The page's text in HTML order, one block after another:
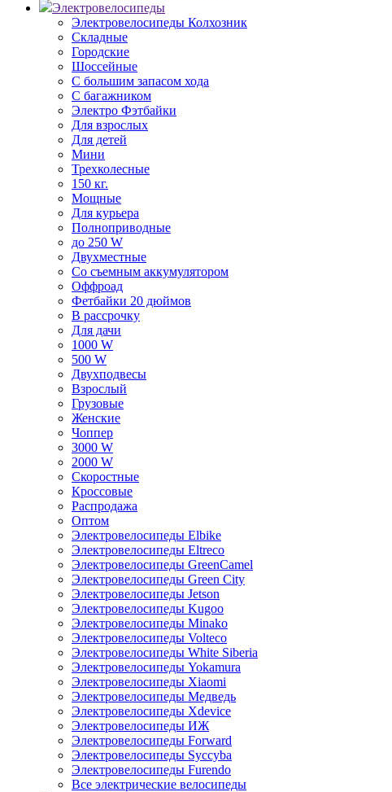
Электровелосипеды
Электровелосипеды Колхозник
Складные
Городские
Шоссейные
С большим запасом хода
С багажником
Электро Фэтбайки
Для взрослых
Для детей
Мини
Трехколесные
150 кг.
Мощные
Для курьера
Полноприводные
до 250 W
Двухместные
Со съемным аккумулятором
Оффроад
Фетбайки 20 дюймов
В рассрочку
Для дачи
1000 W
500 W
Двухподвесы
Взрослый
Грузовые
Женские
Чоппер
3000 W
2000 W
Скоростные
Кроссовые
Распродажа
Оптом
Электровелосипеды Elbike
Электровелосипеды Eltreco
Электровелосипеды GreenCamel
Электровелосипеды Green City
Электровелосипеды Jetson
Электровелосипеды Kugoo
Электровелосипеды Minako
Электровелосипеды Volteco
Электровелосипеды White Siberia
Электровелосипеды Yokamura
Электровелосипеды Xiaomi
Электровелосипеды Медведь
Электровелосипеды Xdevice
Электровелосипеды ИЖ
Электровелосипеды Forward
Электровелосипеды Syccyba
Электровелосипеды Furendo
Все электрические велосипеды